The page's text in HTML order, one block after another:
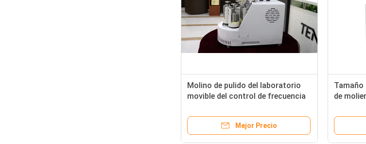
Molino de pulido del laboratorio
movible del control de frecuencia
Mejor Precio
Tamaño
de
de